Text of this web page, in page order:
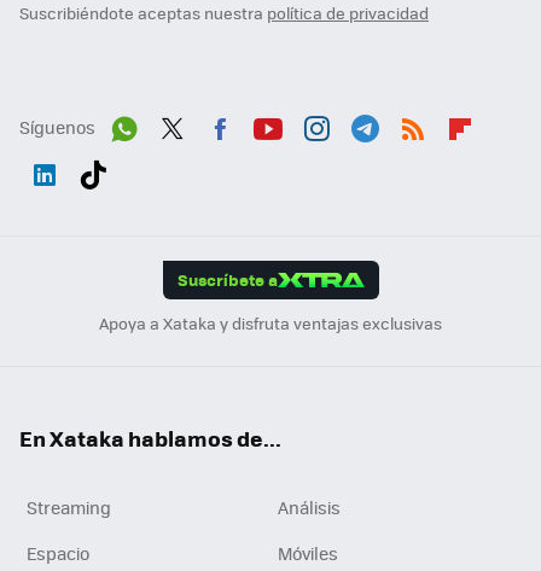
Suscribiéndote aceptas nuestra política de privacidad
Síguenos
Suscríbete a
Apoya a Xataka y disfruta ventajas exclusivas
En Xataka hablamos de...
Streaming
Análisis
Espacio
Móviles